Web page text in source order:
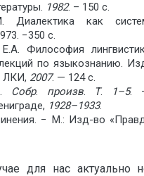
1982. – 150 с.
Диалектика как
−350 с.
Философия
по языкознанию.
ЛКИ, 2007. — 124 с.
Собр. произв. Т. 1–5.
1928–1933.
− М.: Изд-во
для нас актуально